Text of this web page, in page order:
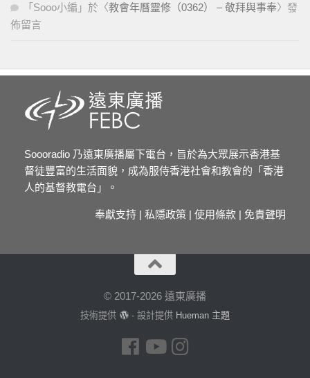
「 Sooo小編 」於〈教會年曆靈修（0362） – 敬拜與事奉〉發
佈留言
Soooradio 乃遠東廣播屬下電台，旨於為大眾展示香港基
督徒豐富的生活面貌，成為服侍香港社會和教會的「香港
人的基督教電台」。
奉獻支持 | 私隱政策 | 使用條款 | 免責聲明
© 2017-2026 遠東廣播
技術提供 - 設計提供 Hueman 主題